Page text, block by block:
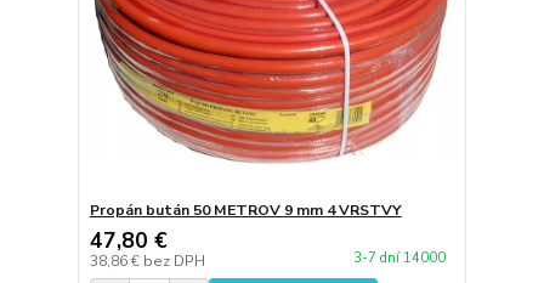
Propán bután 50 METROV 9 mm 4 VRSTVY
47,80 €
38,86 € bez DPH 3-7 dní 14000